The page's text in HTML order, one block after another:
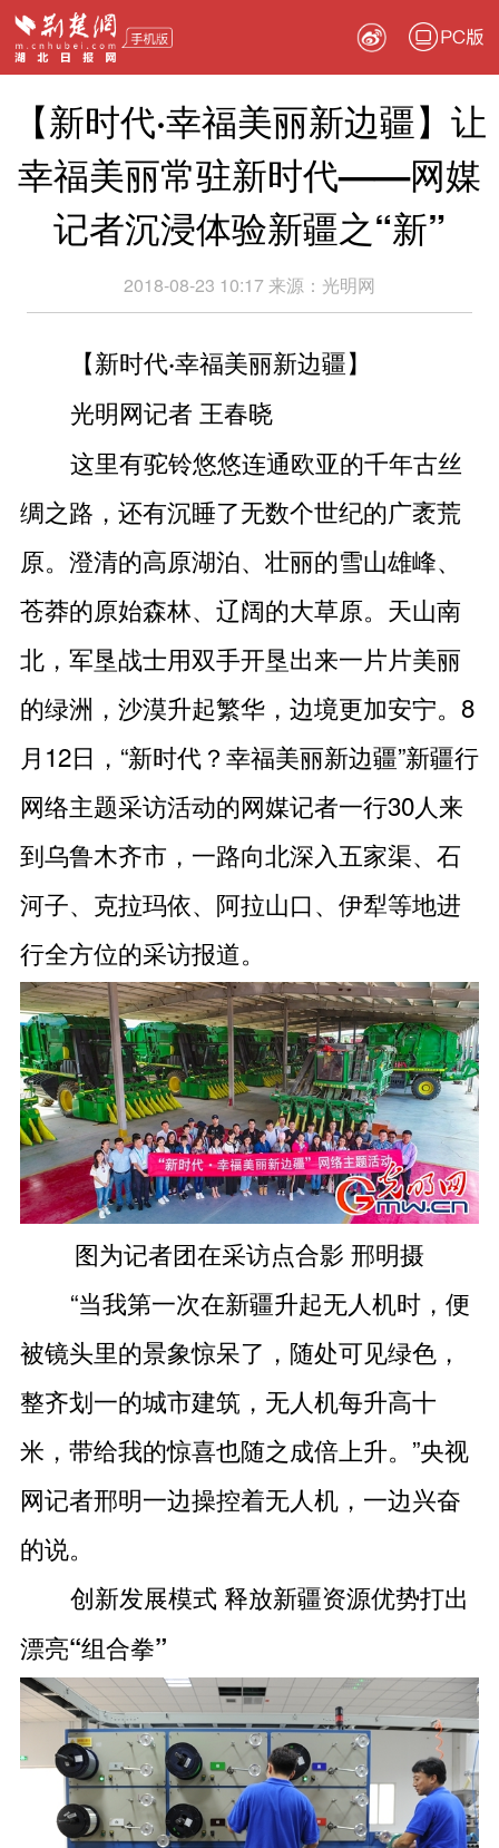
PC版
【新时代·幸福美丽新边疆】让
幸福美丽常驻新时代——网媒
记者沉浸体验新疆之“新”
2018-08-23 10:17 来源： 光明网
【新时代·幸福美丽新边疆】
光明网记者 王春晓
这里有驼铃悠悠连通欧亚的千年古丝
绸之路，还有沉睡了无数个世纪的广袤荒
原。澄清的高原湖泊、壮丽的雪山雄峰、
苍莽的原始森林、辽阔的大草原。天山南
北，军垦战士用双手开垦出来一片片美丽
的绿洲，沙漠升起繁华，边境更加安宁。8
月12日，“新时代？幸福美丽新边疆”新疆行
网络主题采访活动的网媒记者一行30人来
到乌鲁木齐市，一路向北深入五家渠、石
河子、克拉玛依、阿拉山口、伊犁等地进
行全方位的采访报道。
图为记者团在采访点合影 邢明摄
“当我第一次在新疆升起无人机时，便
被镜头里的景象惊呆了，随处可见绿色，
整齐划一的城市建筑，无人机每升高十
米，带给我的惊喜也随之成倍上升。”央视
网记者邢明一边操控着无人机，一边兴奋
的说。
创新发展模式 释放新疆资源优势打出
漂亮“组合拳”